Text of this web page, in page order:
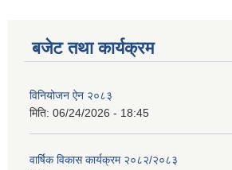
बजेट तथा कार्यक्रम
विनियोजन ऐन २०८३
मिति: 06/24/2026 - 18:45
वार्षिक विकास कार्यक्रम २०८२/२०८३